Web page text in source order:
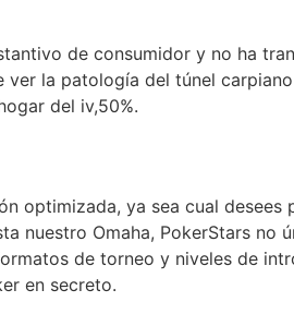
de consumidor y no ha
la patologí­a del túnel
del iv,50%.
optimizada, ya sea cual
nuestro Omaha, PokerStars
de torneo y niveles de
en secreto.